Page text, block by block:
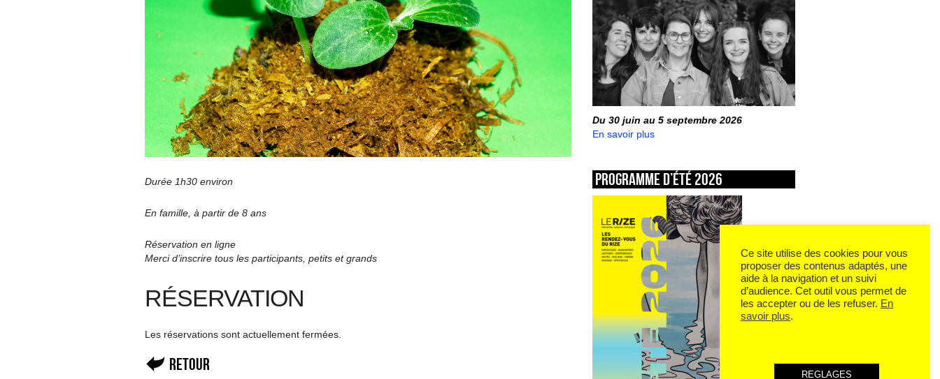
Durée 1h30 environ
En famille, à partir de 8 ans
Réservation en ligne
Merci d’inscrire tous les participants, petits et grands
RÉSERVATION
Les réservations sont actuellement fermées.
Retour
Du 30 juin au 5 septembre 2026
En savoir plus
Programme d’été 2026
Ce site utilise des cookies pour vous
proposer des contenus adaptés, une
aide à la navigation et un suivi
d’audience. Cet outil vous permet de
les accepter ou de les refuser. En
savoir plus.
REGLAGES